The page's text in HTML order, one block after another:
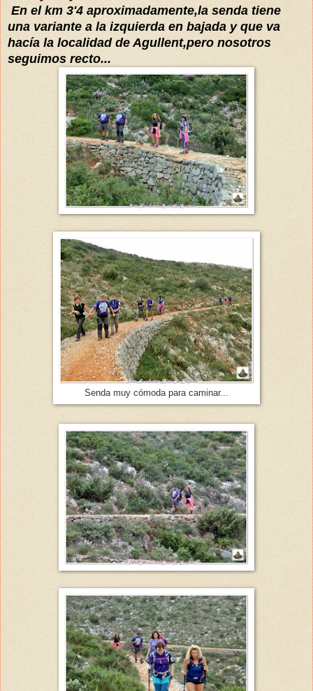
En el km 3'4 aproximadamente,la senda tiene
una variante a la izquierda en bajada y que va
hacía la localidad de Agullent,pero nosotros
seguimos recto...
Senda muy cómoda para caminar...